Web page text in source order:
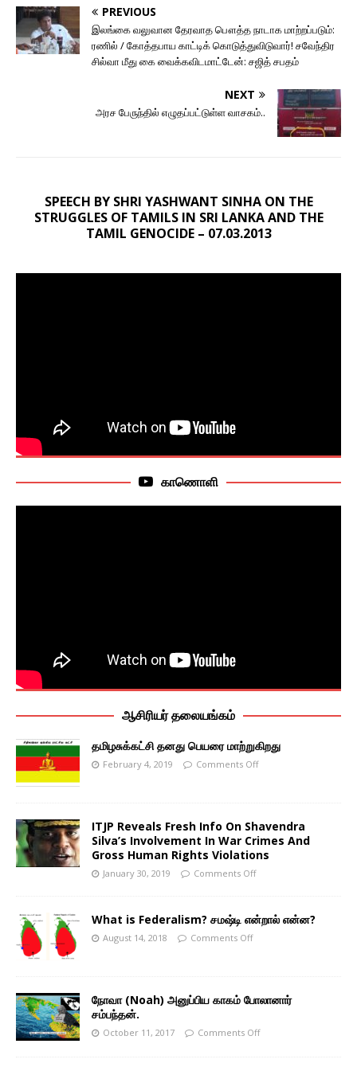
PREVIOUS
இலங்கை வலுவான தேரவாத பௌத்த நாடாக மாற்றப்படும்:
ரணில் / கோத்தபாய காட்டிக் கொடுத்துவிடுவார்! சவேந்திர
சில்வா மீது கை வைக்கவிடமாட்டேன்: சஜித் சபதம்
NEXT
அரச பேருந்தில் எழுதப்பட்டுள்ள வாசகம்..
SPEECH BY SHRI YASHWANT SINHA ON THE
STRUGGLES OF TAMILS IN SRI LANKA AND THE
TAMIL GENOCIDE – 07.03.2013
காணொளி
ஆசிரியர் தலையங்கம்
தமிழசுக்கட்சி தனது பெயரை மாற்றுகிறது
February 4, 2019 Comments Off
ITJP Reveals Fresh Info On Shavendra
Silva’s Involvement In War Crimes And
Gross Human Rights Violations
January 30, 2019 Comments Off
What is Federalism? சமஷ்டி என்றால் என்ன?
August 14, 2018 Comments Off
நோவா (Noah) அனுப்பிய காகம் போலானார்
சம்பந்தன்.
October 11, 2017 Comments Off